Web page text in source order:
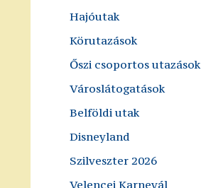
Hajóutak
Körutazások
Őszi csoportos utazások
Városlátogatások
Belföldi utak
Disneyland
Szilveszter 2026
Velencei Karnevál